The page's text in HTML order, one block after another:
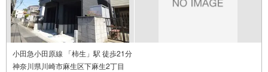
小田急小田原線 「柿生」駅 徒歩21分
神奈川県川崎市麻生区下麻生2丁目